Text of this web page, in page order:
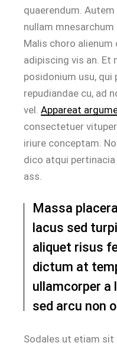
quaerendum.
nullam
Malis choro alienum
adipiscing vis an. Et
posidonium usu, qui
repudiandae cu, ad
vel.Appareat
consectetuer
iriure conceptam.
dico atqui pertinacia
ass.
Massa
lacus sed
aliquet risus
dictum at
ullamcorper a
sed arcu non
Sodales ut etiam sit